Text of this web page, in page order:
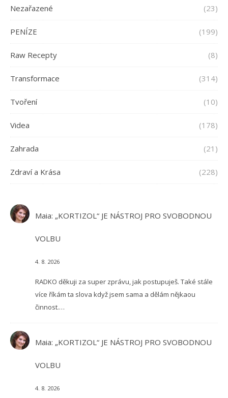
Nezařazené (23)
PENÍZE (199)
Raw Recepty (8)
Transformace (314)
Tvoření (10)
Videa (178)
Zahrada (21)
Zdraví a Krása (228)
Maia: „KORTIZOL“ JE NÁSTROJ PRO SVOBODNOU
VOLBU
4. 8. 2026
RADKO děkuji za super zprávu, jak postupuješ. Také stále
více říkám ta slova když jsem sama a dělám nějkaou
činnost.…
Maia: „KORTIZOL“ JE NÁSTROJ PRO SVOBODNOU
VOLBU
4. 8. 2026